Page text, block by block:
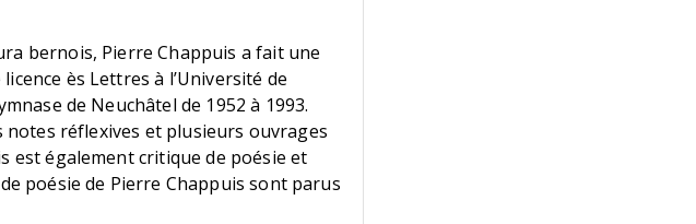
bernois, Pierre Chappuis a fait une
ès Lettres à l’Université de
de Neuchâtel de 1952 à 1993.
notes réflexives et plusieurs ouvrages
est également critique de poésie et
poésie de Pierre Chappuis sont parus